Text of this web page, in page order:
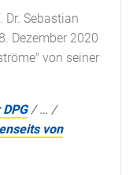
Dr. Sebastian
Dezember 2020
von seiner
/… /
von